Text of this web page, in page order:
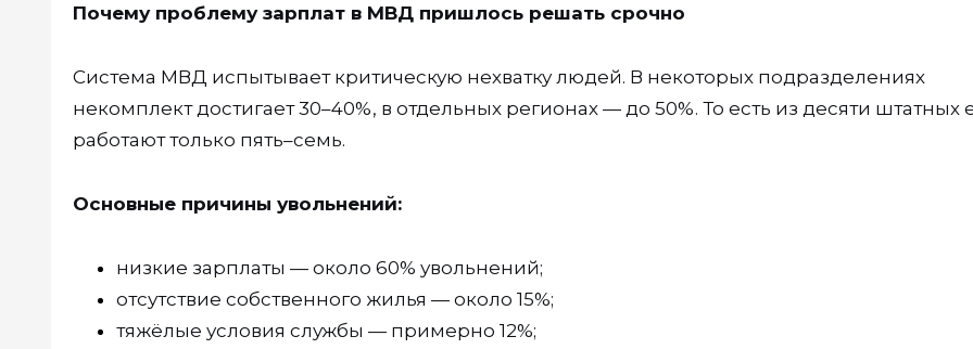
Почему проблему зарплат в МВД пришлось решать срочно
Система МВД испытывает критическую нехватку людей. В некоторых подразделениях
некомплект достигает 30–40%, в отдельных регионах — до 50%. То есть из десяти штатных
работают только пять–семь.
Основные причины увольнений:
низкие зарплаты — около 60% увольнений;
отсутствие собственного жилья — около 15%;
тяжёлые условия службы — примерно 12%;